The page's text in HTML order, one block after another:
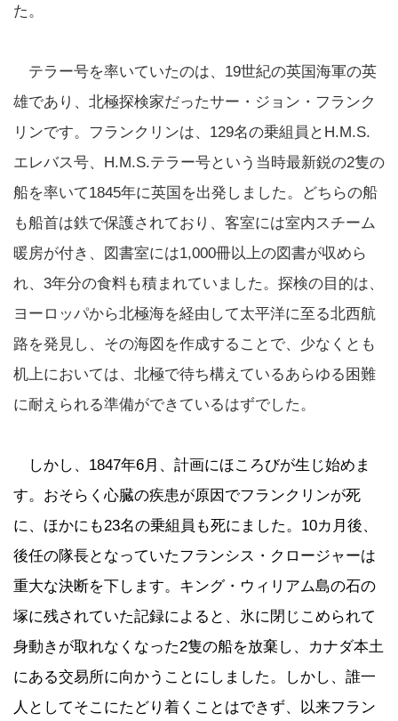
た。
テラー号を率いていたのは、19世紀の英国海軍の英
雄であり、北極探検家だったサー・ジョン・フランク
リンです。フランクリンは、129名の乗組員とH.M.S.
エレバス号、H.M.S.テラー号という当時最新鋭の2隻の
船を率いて1845年に英国を出発しました。どちらの船
も船首は鉄で保護されており、客室には室内スチーム
暖房が付き、図書室には1,000冊以上の図書が収めら
れ、3年分の食料も積まれていました。探検の目的は、
ヨーロッパから北極海を経由して太平洋に至る北西航
路を発見し、その海図を作成することで、少なくとも
机上においては、北極で待ち構えているあらゆる困難
に耐えられる準備ができているはずでした。
しかし、1847年6月、計画にほころびが生じ始めま
す。おそらく心臓の疾患が原因でフランクリンが死
に、ほかにも23名の乗組員も死にました。10カ月後、
後任の隊長となっていたフランシス・クロージャーは
重大な決断を下します。キング・ウィリアム島の石の
塚に残されていた記録によると、氷に閉じこめられて
身動きが取れなくなった2隻の船を放棄し、カナダ本土
にある交易所に向かうことにしました。しかし、誰一
人としてそこにたどり着くことはできず、以来フラン